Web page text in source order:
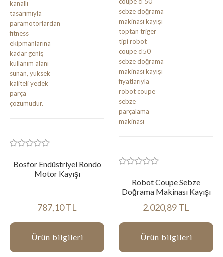
Bosfor Endüstriyel Rondo
Motor Kayışı
787,10 TL
Ürün bilgileri
Robot Coupe Sebze
Doğrama Makinası Kayışı
2.020,89 TL
Ürün bilgileri